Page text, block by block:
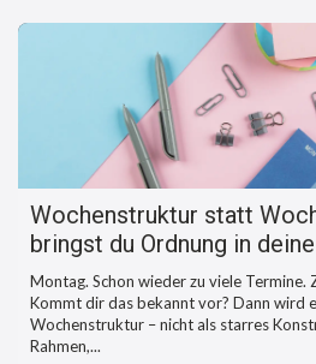
Wochenstruktur statt
bringst du Ordnung in
Montag. Schon wieder zu viele Termine.
Kommt dir das bekannt vor? Dann wird
Wochenstruktur – nicht als starres
Rahmen,...